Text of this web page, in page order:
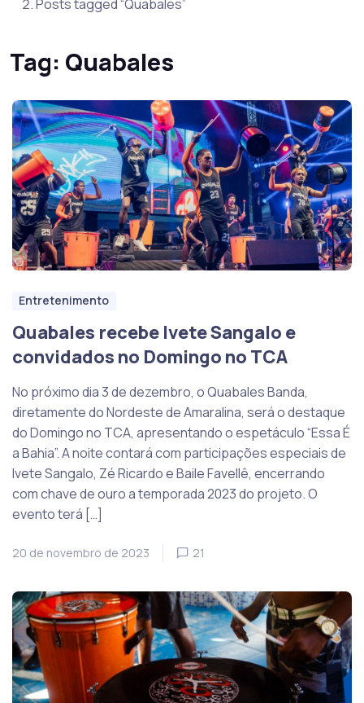
Posts tagged “Quabales”
Tag: Quabales
Entretenimento
Quabales recebe Ivete Sangalo e
convidados no Domingo no TCA
No próximo dia 3 de dezembro, o Quabales Banda,
diretamente do Nordeste de Amaralina, será o destaque
do Domingo no TCA, apresentando o espetáculo “Essa É
a Bahia”. A noite contará com participações especiais de
Ivete Sangalo, Zé Ricardo e Baile Favellê, encerrando
com chave de ouro a temporada 2023 do projeto. O
evento terá […]
20 de novembro de 2023 21